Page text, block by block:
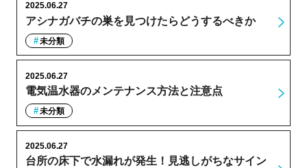
アシナガバチの巣を見つけたらどうするべきか
2025.06.27
未分類
電気温水器のメンテナンス方法と注意点
2025.06.27
未分類
台所の床下で水漏れが発生！見逃しがちなサイン
2025.06.27